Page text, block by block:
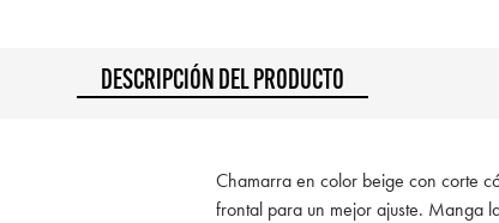
DESCRIPCIÓN DEL PRODUCTO
Chamarra en color beige con corte
frontal para un mejor ajuste. Manga